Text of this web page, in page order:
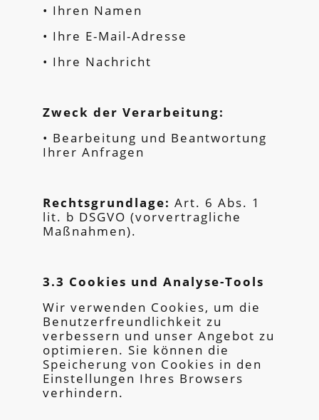
• Ihren Namen
• Ihre E-Mail-Adresse
• Ihre Nachricht
Zweck der Verarbeitung:
• Bearbeitung und Beantwortung
Ihrer Anfragen
Rechtsgrundlage: Art. 6 Abs. 1
lit. b DSGVO (vorvertragliche
Maßnahmen).
3.3 Cookies und Analyse-Tools
Wir verwenden Cookies, um die
Benutzerfreundlichkeit zu
verbessern und unser Angebot zu
optimieren. Sie können die
Speicherung von Cookies in den
Einstellungen Ihres Browsers
verhindern.